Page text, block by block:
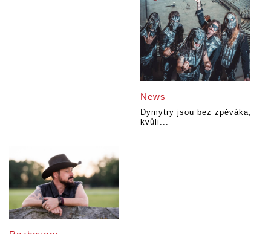
News
Dymytry jsou bez zpěváka,
kvůli...